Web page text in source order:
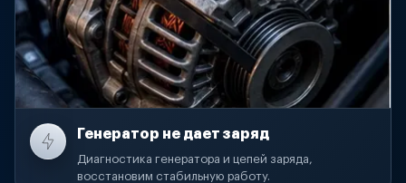
Генератор не дает заряд
Диагностика генератора и цепей заряда,
восстановим стабильную работу.